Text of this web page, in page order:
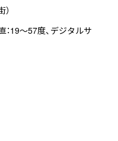
：19～57度、デジタルサ